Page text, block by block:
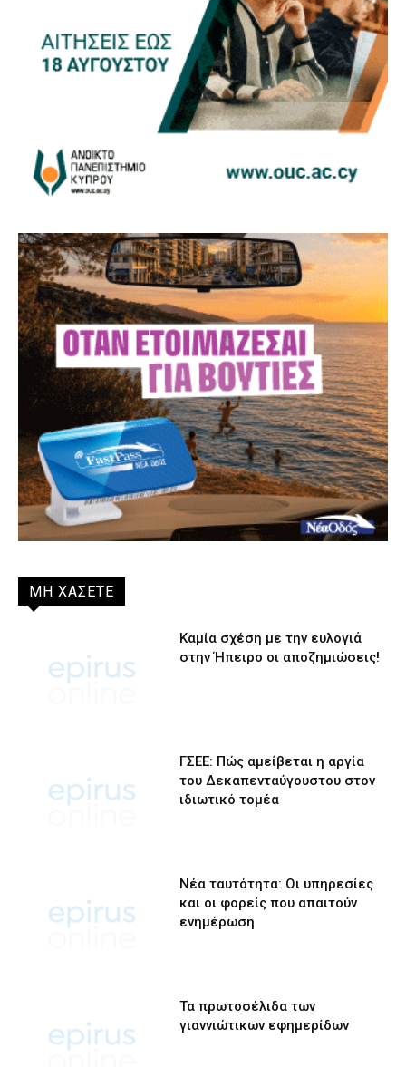
ΜΗ ΧΑΣΕΤΕ
Καμία σχέση με την ευλογιά
στην Ήπειρο οι αποζημιώσεις!
ΓΣΕΕ: Πώς αμείβεται η αργία
του Δεκαπενταύγουστου στον
ιδιωτικό τομέα
Νέα ταυτότητα: Οι υπηρεσίες
και οι φορείς που απαιτούν
ενημέρωση
Τα πρωτοσέλιδα των
γιαννιώτικων εφημερίδων